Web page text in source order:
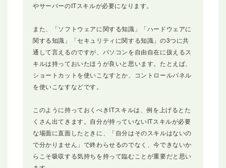
やサーバーのITスキルが必要になります。
また、「ソフトウェアに関する知識」「ハードウェアに
関する知識」「セキュリティに関する知識」の3つに共
通して言えるのですが、パソコンを自由自在に扱えるス
キルは持っておいたほうが良いと思います。たとえば、
ショートカットを使いこなすとか、コントロールパネル
を使いこなすなどです。
このように持っておくべきITスキルは、例を上げるとた
くさん出てきます。自分が持っていないITスキルが必要
な場面に直面したときに、「自分はそのスキルはないの
で分かりません」で終わらせるのでなく、今できないか
らこそ吸収する気持ちを持って臨むことが重要だと思い